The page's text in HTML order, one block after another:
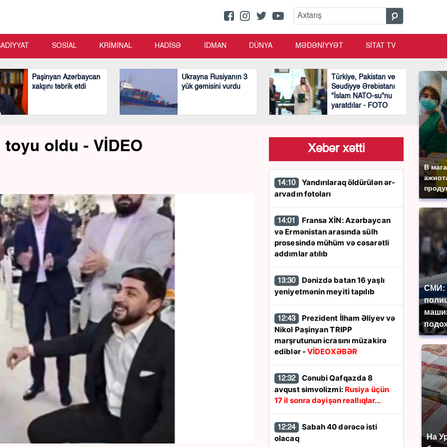
В
СМИ:
На
SOSİAL KRİMİNAL HADİSƏ İDMAN DÜNYA MƏDƏNİYYƏT SİTAT TV
Paşinyan Azərbaycan
xalqını təbrik etdi
Ukrayna Rusiyanın 3
yük gəmisini vurdu
Türkiyə, Pakistan və
Səudiyyə Ərəbistanı
"İslam NATO-su"nu
yaratdılar - FOTO
toyu oldu - VİDEO Xəbər xətti
14:10
arvadın fotoları
14:01
və Ermənistan arasında sülh
prosesində mühüm və cəsarətli
addımlar atılıb
13:30
yeniyetmənin meyiti tapılıb
12:43
Nikol Paşinyan TRIPP
marşrutunun icrasını müzakirə
ediblər - VİDEOXƏBƏR
12:32
avqust simvolizmi: Rusiya üçün
17 il sonra dəyişən reallıqlar...
12:24
olacaq